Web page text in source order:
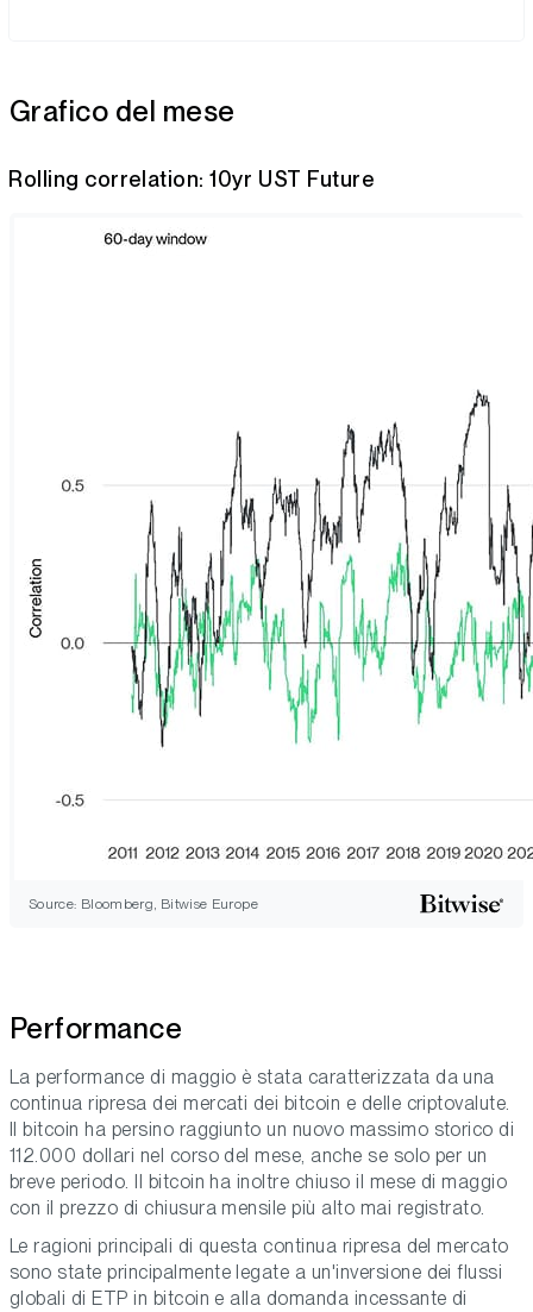
Grafico del mese
Rolling correlation: 10yr UST Future
Source: Bloomberg, Bitwise Europe
Performance
La performance di maggio è stata caratterizzata da una
continua ripresa dei mercati dei bitcoin e delle criptovalute.
Il bitcoin ha persino raggiunto un nuovo massimo storico di
112.000 dollari nel corso del mese, anche se solo per un
breve periodo. Il bitcoin ha inoltre chiuso il mese di maggio
con il prezzo di chiusura mensile più alto mai registrato.
Le ragioni principali di questa continua ripresa del mercato
sono state principalmente legate a un'inversione dei flussi
globali di ETP in bitcoin e alla domanda incessante di